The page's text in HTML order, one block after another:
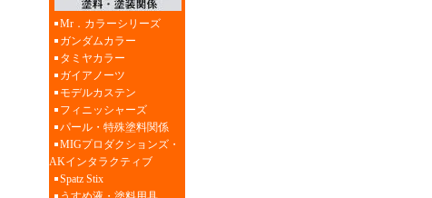
Mr．カラーシリーズ
ガンダムカラー
タミヤカラー
ガイアノーツ
モデルカステン
フィニッシャーズ
パール・特殊塗料関係
MIGプロダクションズ・
AKインタラクティブ
Spatz Stix